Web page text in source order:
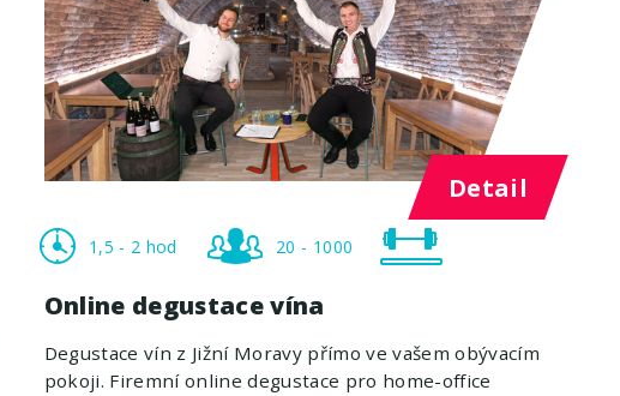
Detail
1,5 - 2 hod 20 - 1000
Online degustace vína
Degustace vín z Jižní Moravy přímo ve vašem obývacím
pokoji. Firemní online degustace pro home-office